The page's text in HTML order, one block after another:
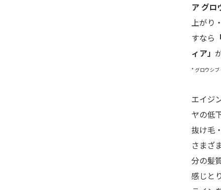
ア グロ
上がり
すなら
ィア」
* グロウシブ
エイジ
ヤの低
抜け毛
さまざ
分の髪
感じと